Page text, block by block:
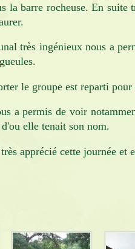
la barre rocheuse. En
très ingénieux nous a
le groupe est reparti
a permis de voir
elle tenait son nom.
apprécié cette journée et